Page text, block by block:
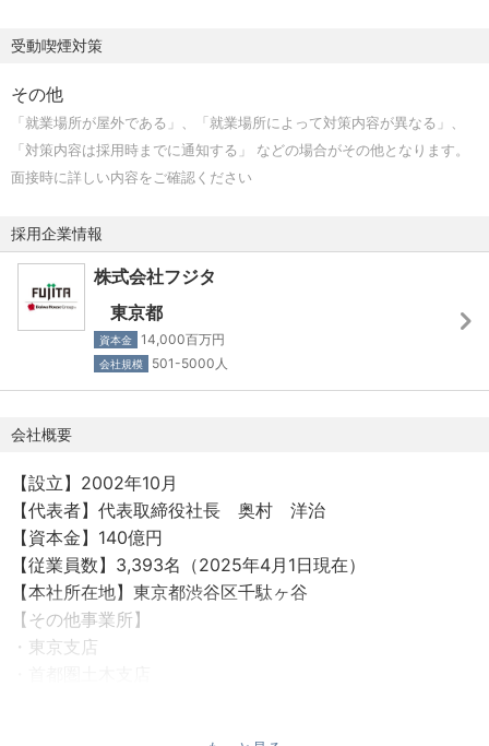
・社会保険（健康保険、厚生年金保険、雇用保険、労災保
険）
・超過勤務手当、通勤手当、作業所手当、海外勤務手当、
単身赴任手当、住宅手当
・独身寮（30歳まで利用可能）
・大和ハウスグループ従業員持株会
など
【給与】
賃金形態：月給制
昇給：年1回（7月）、賞与：年2回（7月・12月）
受動喫煙対策
その他
「就業場所が屋外である」、「就業場所によって対策内容が異なる」、
「対策内容は採用時までに通知する」 などの場合がその他となります。
面接時に詳しい内容をご確認ください
採用企業情報
株式会社フジタ
東京都
資本金 14,000百万円
会社規模 501-5000人
会社概要
【設立】2002年10月
【代表者】代表取締役社長 奥村 洋治
【資本金】140億円
【従業員数】3,393名（2025年4月1日現在）
【本社所在地】東京都渋谷区千駄ヶ谷
【その他事業所】
・東京支店